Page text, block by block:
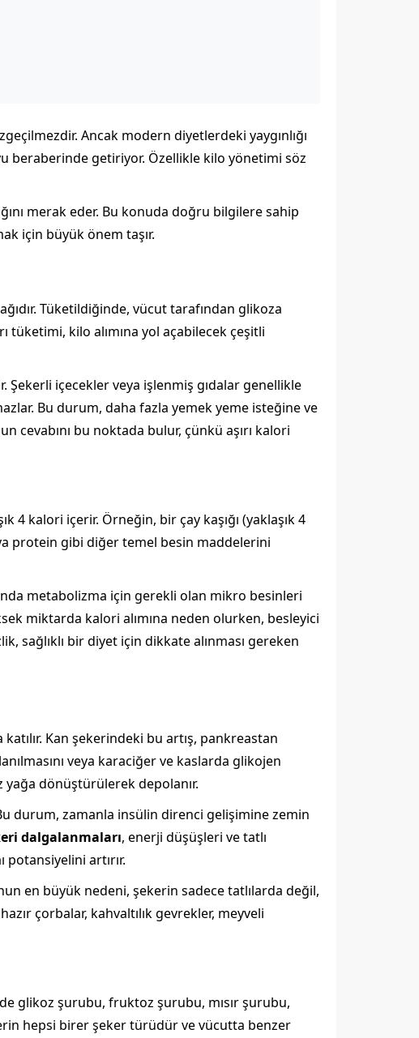
Ancak modern diyetlerdeki yaygınlığı
beraberinde getiriyor. Özellikle kilo yönetimi söz
merak eder. Bu konuda doğru bilgilere sahip
için büyük önem taşır.
Tüketildiğinde, vücut tarafından glikoza
kilo alımına yol açabilecek çeşitli
Şekerli içecekler veya işlenmiş gıdalar genellikle
Bu durum, daha fazla yemek yeme isteğine ve
cevabını bu noktada bulur, çünkü aşırı kalori
4 kalori içerir. Örneğin, bir çay kaşığı (yaklaşık 4
protein gibi diğer temel besin maddelerini
metabolizma için gerekli olan mikro besinleri
miktarda kalori alımına neden olurken, besleyici
sağlıklı bir diyet için dikkate alınması gereken
Kan şekerindeki bu artış, pankreastan
veya karaciğer ve kaslarda glikojen
yağa dönüştürülerek depolanır.
durum, zamanla insülin direnci gelişimine zemin
dalgalanmaları, enerji düşüşleri ve tatlı
artırır.
en büyük nedeni, şekerin sadece tatlılarda değil,
çorbalar, kahvaltılık gevrekler, meyveli
glikoz şurubu, fruktoz şurubu, mısır şurubu,
hepsi birer şeker türüdür ve vücutta benzer